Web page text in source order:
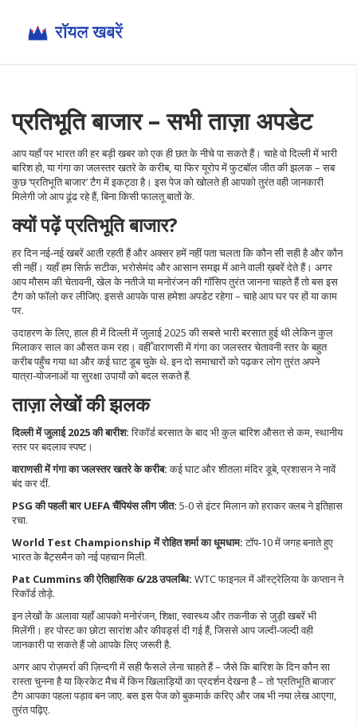
प्रतिभूति बाजार – सभी ताज़ा अपडेट
आप यहाँ पर भारत की हर बड़ी खबर को एक ही छत के नीचे पा सकते हैं। चाहे वो दिल्ली में भारी
बारिश हो, या गंगा का जलस्तर खतरे के करीब, या फिर यूरोप में फुटबॉल जीत की झलक – सब
कुछ ‘प्रतिभूति बाजार’ टैग में इकट्ठा है। इस पेज को खोलते ही आपको तुरंत वही जानकारी
मिलेगी जो आप ढूंढ रहे हैं, बिना किसी फालतू बातों के.
क्यों पढ़ें प्रतिभूति बाजार?
हर दिन नई‑नई खबरें आती रहती हैं और अक्सर हमें नहीं पता चलता कि कौन सी सही है और कौन
सी नहीं। यहाँ हम सिर्फ़ सटीक, भरोसेमंद और आसान समझ में आने वाली ख़बरें देते हैं। अगर
आप मौसम की चेतावनी, खेल के नतीजे या मनोरंजन की गॉसिप तुरंत जानना चाहते हैं तो बस इस
टैग को फॉलो कर लीजिए. इससे आपके पास हमेशा अपडेट रहेगा – चाहे आप घर पर हों या काम
पर.
उदाहरण के लिए, हाल ही में दिल्ली में जुलाई 2025 की सबसे भारी बरसात हुई थी लेकिन कुल
मिलाकर साल का औसत कम रहा। वहीँ वाराणसी में गंगा का जलस्तर चेतावनी स्तर के बहुत
करीब पहुँच गया था और कई घाट डूब चुके थे. इन दो समाचारों को पढ़कर लोग तुरंत अपने
यात्रा‑योजनाओं या सुरक्षा उपायों को बदल सकते हैं.
ताज़ा लेखों की झलक
दिल्ली में जुलाई 2025 की बारीश:रिकॉर्ड बरसात के बाद भी कुल बारिश औसत से कम, स्थानीय
स्तर पर बदलाव स्पष्ट।
वाराणसी में गंगा का जलस्तर खतरे के करीब:कई घाट और शीतला मंदिर डूबे, प्रशासन ने नावें
बंद कर दीं.
PSG की पहली बार UEFA चैंपियंस लीग जीत: 5-0 से इंटर मिलान को हराकर क्लब ने इतिहास
रचा.
World Test Championship में रोहित शर्मा का धूमधाम:टॉप‑10 में जगह बनाते हुए
भारत के बैट्समैन को नई पहचान मिली.
Pat Cummins की ऐतिहासिक 6/28 उपलब्धि: WTC फाइनल में ऑस्ट्रेलिया के कप्तान ने
रिकॉर्ड तोड़े.
इन लेखों के अलावा यहाँ आपको मनोरंजन, शिक्षा, स्वास्थ्य और तकनीक से जुड़ी खबरें भी
मिलेंगी। हर पोस्ट का छोटा सारांश और कीवर्ड्स दी गई हैं, जिससे आप जल्दी‑जल्दी वही
जानकारी पा सकते हैं जो आपके लिए जरूरी है.
अगर आप रोज़मर्रा की ज़िन्दगी में सही फैसले लेना चाहते हैं – जैसे कि बारिश के दिन कौन सा
रास्ता चुनना है या क्रिकेट मैच में किन खिलाड़ियों का प्रदर्शन देखना है – तो ‘प्रतिभूति बाजार’
टैग आपका पहला पड़ाव बन जाए. बस इस पेज को बुकमार्क करिए और जब भी नया लेख आएगा,
तुरंत पढ़िए.